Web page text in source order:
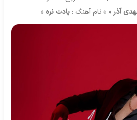
آذر« » نام آهنگ :یادت نره «